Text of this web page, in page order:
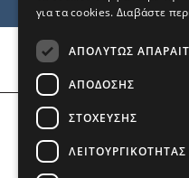
Αριθμός
για τα cookies. Διαβάστε
ΑΠΟΛΎΤΩΣ
ΑΠΌΔΟΣΗΣ
ΣΤΌΧΕΥΣΗΣ
ΛΕΙΤΟΥΡΓΙΚΌΤΗΤΑΣ